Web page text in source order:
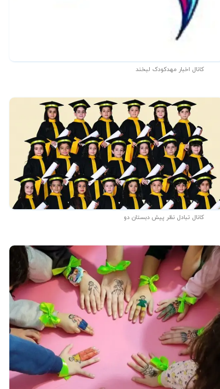
کانال اخبار مهدکودک لبخند
کانال تبادل نظر پیش دبستان دو